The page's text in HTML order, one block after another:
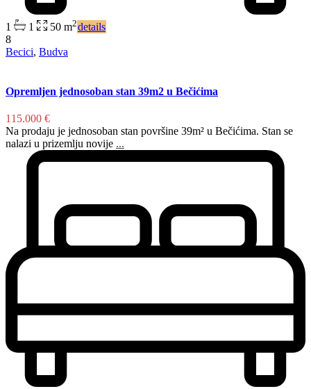
1 1 50 m2details
8
Becici, Budva
Opremljen jednosoban stan 39m2 u Bečićima
115.000 €
Na prodaju je jednosoban stan površine 39m² u Bečićima. Stan se
nalazi u prizemlju novije ...